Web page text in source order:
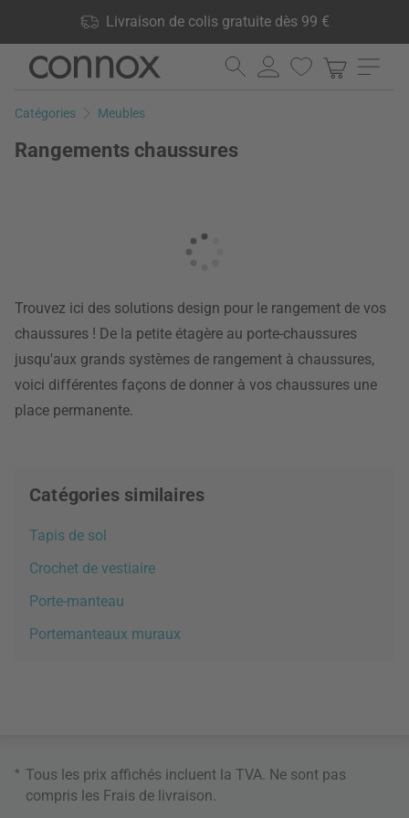
Livraison de colis gratuite dès 99 €
produits en stock, Droit de retour de 60 jours
Aller
contenu
Aller
la
Catégories Meubles
Rangements chaussures
Trouvez ici des solutions design pour le rangement de vos
chaussures ! De la petite étagère au porte-chaussures
jusqu'aux grands systèmes de rangement à chaussures,
voici différentes façons de donner à vos chaussures une
place permanente.
Catégories similaires
Tapis de sol
Crochet de vestiaire
Porte-manteau
Portemanteaux muraux
* Tous les prix affichés incluent la TVA. Ne sont pas
compris les Frais de livraison.